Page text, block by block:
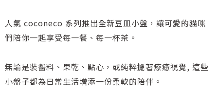
人氣 coconeco 系列推出全新豆皿小盤，讓可愛的貓咪
們陪你一起享受每一餐、每一杯茶。
無論是裝醬料、果乾、點心，或純粹擺著療癒視覺, 這些
小盤子都為日常生活增添一份柔軟的陪伴。